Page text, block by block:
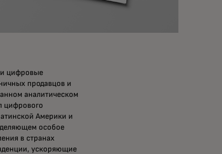
и цифровые
продавцов и
аналитическом
цифрового
Америки и
особое
в странах
ускоряющие